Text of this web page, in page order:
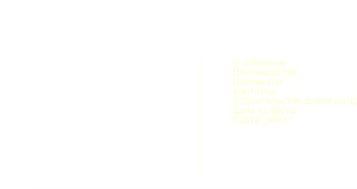
О компании
Производство
Документы
Контакты
Строительство домов из
Дачи из бруса
Карта сайта